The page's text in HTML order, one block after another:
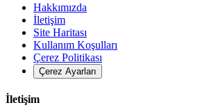
Hakkımızda
İletişim
Site Haritası
Kullanım Koşulları
Çerez Politikası
Çerez Ayarları
İletişim